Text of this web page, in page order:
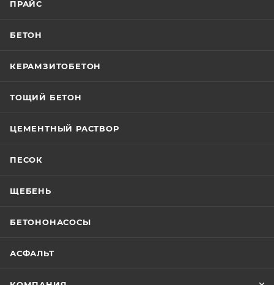
ПРАЙС
БЕТОН
КЕРАМЗИТОБЕТОН
ТОЩИЙ БЕТОН
ЦЕМЕНТНЫЙ РАСТВОР
ПЕСОК
ЩЕБЕНЬ
БЕТОНОНАСОСЫ
АСФАЛЬТ